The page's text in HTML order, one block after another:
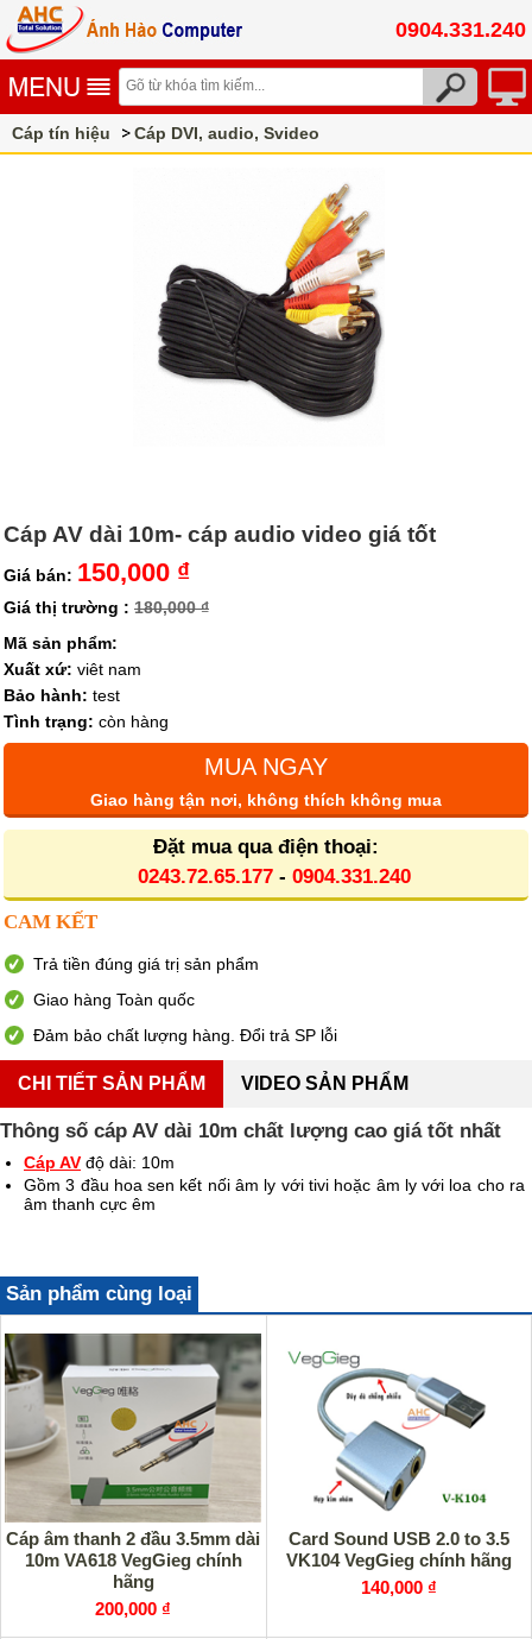
0904.331.240
Cáp tín hiệu Cáp DVI, audio, Svideo
Cáp AV dài 10m- cáp audio video giá tốt
Giá bán: 150,000 ₫
Giá thị trường : 180,000 ₫
Mã sản phẩm:
Xuất xứ: viêt nam
Bảo hành: test
Tình trạng: còn hàng
MUA NGAY
Giao hàng tận nơi, không thích không mua
Đặt mua qua điện thoại:
0243.72.65.177- 0904.331.240
CAM KẾT
Trả tiền đúng giá trị sản phẩm
Giao hàng Toàn quốc
Đảm bảo chất lượng hàng. Đổi trả SP lỗi
CHI TIẾT SẢN PHẨM VIDEO SẢN PHẨM
Thông số cáp AV dài 10m chất lượng cao giá tốt nhất
Cáp AV độ dài: 10m
Gồm 3 đầu hoa sen kết nối âm ly với tivi hoặc âm ly với loa cho ra
âm thanh cực êm
Sản phẩm cùng loại
Cáp âm thanh 2 đầu 3.5mm dài
10m VA618 VegGieg chính
hãng
200,000 ₫
Card Sound USB 2.0 to 3.5
VK104 VegGieg chính hãng
140,000 ₫